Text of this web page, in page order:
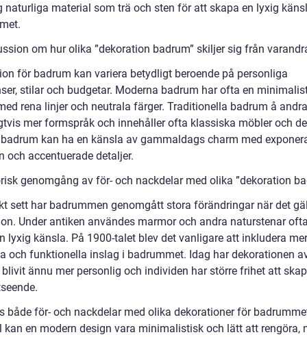
naturliga material som trä och sten för att skapa en lyxig
om hur olika ”dekoration badrum” skiljer sig från
för badrum kan variera betydligt beroende på personliga
stilar och budgetar. Moderna badrum har ofta en
rena linjer och neutrala färger. Traditionella badrum å
mer formspråk och innehåller ofta klassiska möbler och
kan ha en känsla av gammaldags charm med
och accentuerade detaljer.
genomgång av för- och nackdelar med olika ”dekoration
sett har badrummen genomgått stora förändringar när det
Under antiken användes marmor och andra naturstenar
lyxig känsla. På 1900-talet blev det vanligare att inkludera mer
och funktionella inslag i badrummet. Idag har dekorationen
ännu mer personlig och individen har större frihet att
både för- och nackdelar med olika dekorationer för
kan en modern design vara minimalistisk och lätt att rengöra,